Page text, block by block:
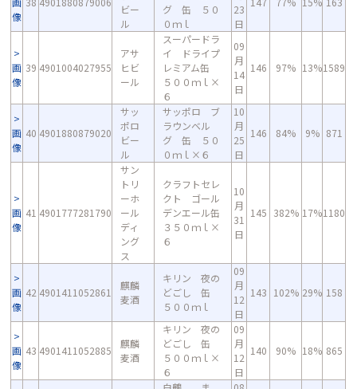
像
ビー
ル
グ 缶 ５０
０ｍｌ
23
日
画
像
39 4901004027955
アサ
ヒビ
ール
スーパードラ
イ ドライプ
レミアム缶
５００ｍｌ×
６
09
月
14
日
146 97% 13%1589
画
像
40 4901880879020
サッ
ポロ
ビー
ル
サッポロ ブ
ラウンベル
グ 缶 ５０
０ｍｌ×６
10
月
25
日
146 84% 9% 871
画
像
41 4901777281790
サン
トリ
ーホ
ール
ディ
ング
ス
クラフトセレ
クト ゴール
デンエール缶
３５０ｍｌ×
６
10
月
31
日
145 382% 17%1180
画
像
42 4901411052861
麒麟
麦酒
キリン 夜の
どごし 缶
５００ｍｌ
09
月
12
日
143 102% 29% 158
画
像
43 4901411052885
麒麟
麦酒
キリン 夜の
どごし 缶
５００ｍｌ×
６
09
月
12
日
140 90% 18% 865